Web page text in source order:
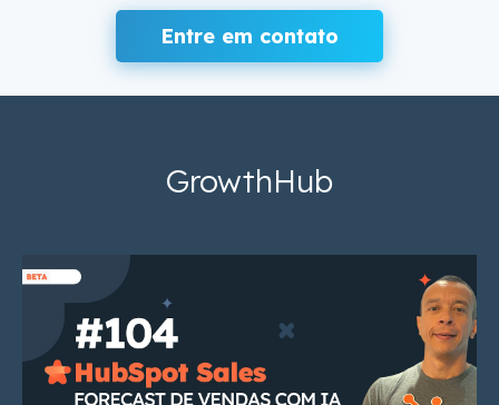
Entre em contato
GrowthHub